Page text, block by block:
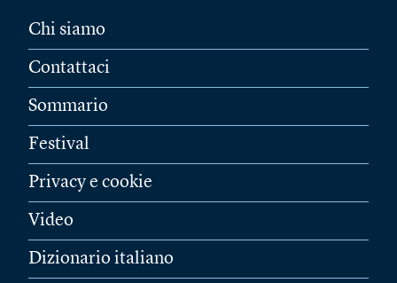
Chi siamo
Contattaci
Sommario
Festival
Privacy e cookie
Video
Dizionario italiano